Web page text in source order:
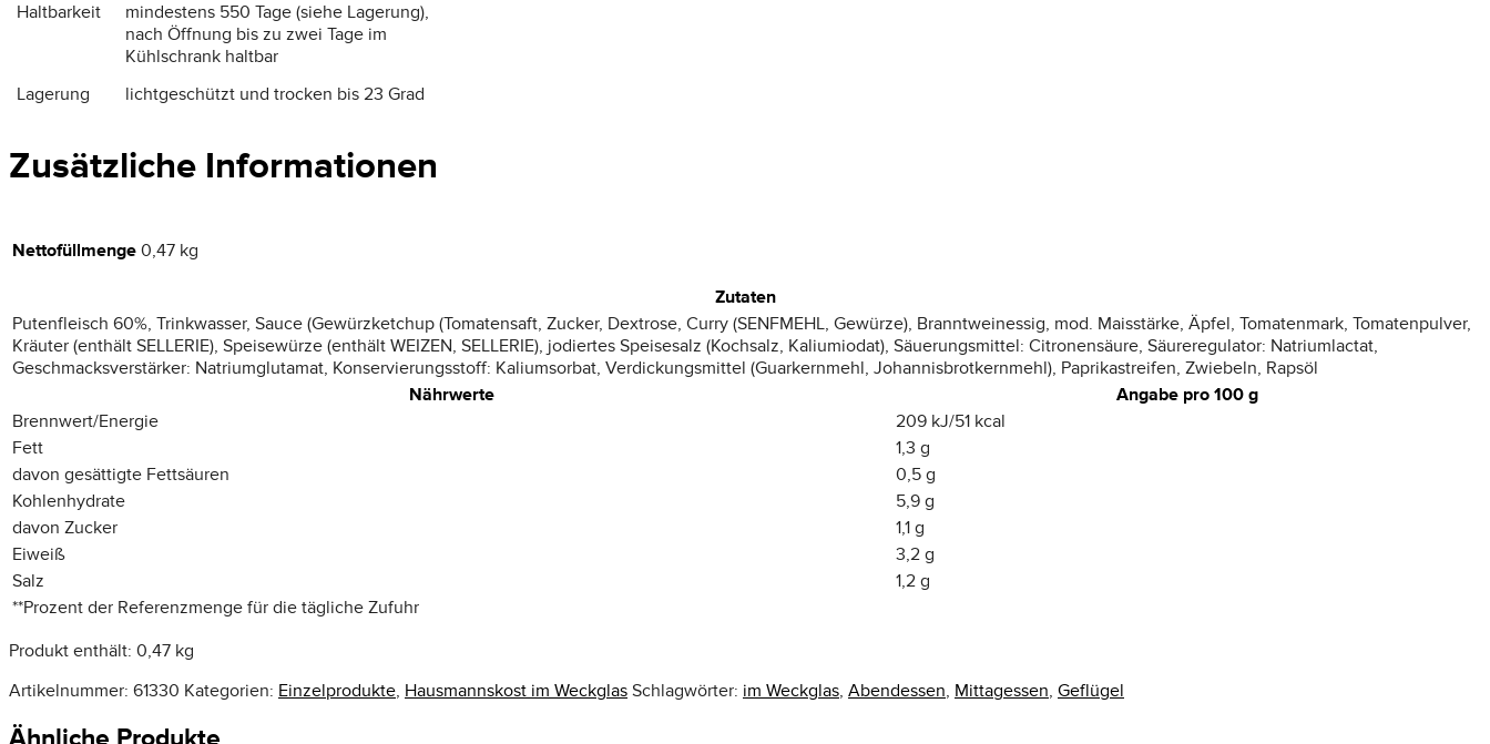
Haltbarkeit
mindestens 550 Tage (siehe Lagerung),
nach Öffnung bis zu zwei Tage im
Kühlschrank haltbar
Lagerung
lichtgeschützt und trocken bis 23 Grad
Zusätzliche Informationen
Nettofüllmenge 0,47 kg
Zutaten
Putenfleisch 60%, Trinkwasser, Sauce (Gewürzketchup (Tomatensaft, Zucker, Dextrose, Curry (SENFMEHL, Gewürze), Branntweinessig, mod. Maisstärke, Äpfel, Tomatenmark, Tomatenpulver,
Kräuter (enthält SELLERIE), Speisewürze (enthält WEIZEN, SELLERIE), jodiertes Speisesalz (Kochsalz, Kaliumiodat), Säuerungsmittel: Citronensäure, Säureregulator: Natriumlactat,
Geschmacksverstärker: Natriumglutamat, Konservierungsstoff: Kaliumsorbat, Verdickungsmittel (Guarkernmehl, Johannisbrotkernmehl), Paprikastreifen, Zwiebeln, Rapsöl
Nährwerte
Angabe pro 100 g
Brennwert/Energie
209 kJ/51 kcal
Fett
1,3 g
davon gesättigte Fettsäuren
0,5 g
Kohlenhydrate
5,9 g
davon Zucker
1,1 g
Eiweiß
3,2 g
Salz
1,2 g
**Prozent der Referenzmenge für die tägliche Zufuhr
Produkt enthält: 0,47 kg
Artikelnummer: 61330 Kategorien: Einzelprodukte, Hausmannskost im Weckglas Schlagwörter: im Weckglas, Abendessen, Mittagessen, Geflügel